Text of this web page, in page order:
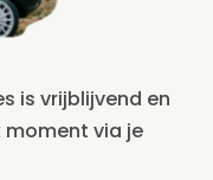
is vrijblijvend en
moment via je